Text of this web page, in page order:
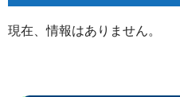
現在、情報はありません。